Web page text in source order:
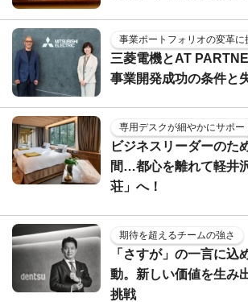
事業ポートフォリオの変革に
三菱電機とAT
事業開発成功の条件と
専用デスクが細やかにサポー
ビジネスリーダーのた
間…都心を離れて軽井
荘」へ！
期待を超えるチームの強さ
「さすが」の一言に込
動。新しい価値を生み
挑戦